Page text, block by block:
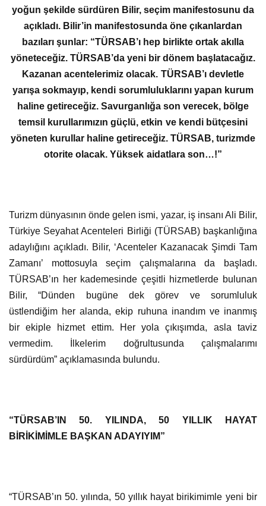
yoğun şekilde sürdüren Bilir, seçim manifestosunu da
açıkladı. Bilir’in manifestosunda öne çıkanlardan
bazıları şunlar: “TÜRSAB’ı hep birlikte ortak akılla
yöneteceğiz. TÜRSAB’da yeni bir dönem başlatacağız.
Kazanan acentelerimiz olacak. TÜRSAB’ı devletle
yarışa sokmayıp, kendi sorumluluklarını yapan kurum
haline getireceğiz. Savurganlığa son verecek, bölge
temsil kurullarımızın güçlü, etkin ve kendi bütçesini
yöneten kurullar haline getireceğiz. TÜRSAB, turizmde
otorite olacak. Yüksek aidatlara son…!”
Turizm dünyasının önde gelen ismi, yazar, iş insanı Ali Bilir,
Türkiye Seyahat Acenteleri Birliği (TÜRSAB) başkanlığına
adaylığını açıkladı. Bilir, ‘Acenteler Kazanacak Şimdi Tam
Zamanı’ mottosuyla seçim çalışmalarına da başladı.
TÜRSAB’ın her kademesinde çeşitli hizmetlerde bulunan
Bilir, “Dünden bugüne dek görev ve sorumluluk
üstlendiğim her alanda, ekip ruhuna inandım ve inanmış
bir ekiple hizmet ettim. Her yola çıkışımda, asla taviz
vermedim. İlkelerim doğrultusunda çalışmalarımı
sürdürdüm” açıklamasında bulundu.
“TÜRSAB’IN 50. YILINDA, 50 YILLIK HAYAT
BİRİKİMİMLE BAŞKAN ADAYIYIM”
“TÜRSAB’ın 50. yılında, 50 yıllık hayat birikimimle yeni bir